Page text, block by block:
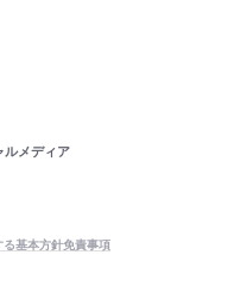
ルメディア
基本方針免責事項